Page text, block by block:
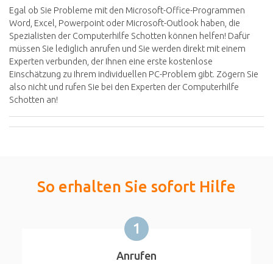
Egal ob Sie Probleme mit den Microsoft-Office-Programmen
Word, Excel, Powerpoint oder Microsoft-Outlook haben, die
Spezialisten der Computerhilfe Schotten können helfen! Dafür
müssen Sie lediglich anrufen und Sie werden direkt mit einem
Experten verbunden, der Ihnen eine erste kostenlose
Einschätzung zu Ihrem individuellen PC-Problem gibt. Zögern Sie
also nicht und rufen Sie bei den Experten der Computerhilfe
Schotten an!
So erhalten Sie sofort Hilfe
1
Anrufen